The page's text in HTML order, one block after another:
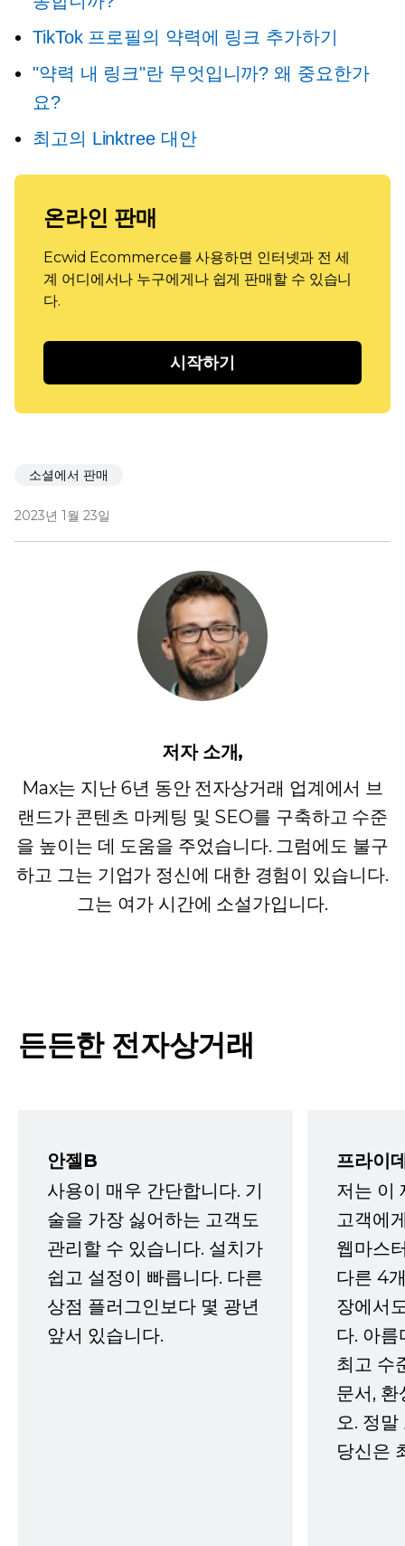
TikTok 프로필의 약력에 링크 추가하기
"약력 내 링크"란 무엇입니까? 왜 중요한가
요?
최고의 Linktree 대안
온라인 판매
Ecwid Ecommerce를 사용하면 인터넷과 전 세
계 어디에서나 누구에게나 쉽게 판매할 수 있습니
다.
시작하기
소셜에서 판매
2023년 1월 23일
저자 소개,
Max는 지난 6년 동안 전자상거래 업계에서 브
랜드가 콘텐츠 마케팅 및 SEO를 구축하고 수준
을 높이는 데 도움을 주었습니다. 그럼에도 불구
하고 그는 기업가 정신에 대한 경험이 있습니다.
그는 여가 시간에 소설가입니다.
든든한 전자상거래
안젤B
사용이 매우 간단합니다. 기
술을 가장 싫어하는 고객도
관리할 수 있습니다. 설치가
쉽고 설정이 빠릅니다. 다른
상점 플러그인보다 몇 광년
앞서 있습니다.
프라이
저는 이
고객에
웹마스
다른 4
장에서
다. 아름
최고 수
문서,
오. 정
당신은